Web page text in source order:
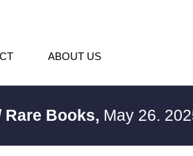
ABOUT US
Rare Books, May 26.